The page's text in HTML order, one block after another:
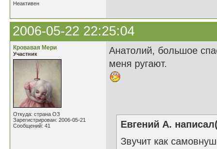
Неактивен
2006-05-22 22:25:04
Кровавая Мери
Участник
Откуда: страна ОЗ
Зарегистрирован: 2006-05-21
Сообщений: 41
Анатолий, большое
меня ругают.
Евгений А.
Звучит как